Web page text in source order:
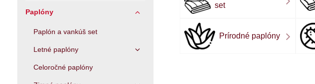
set
Prírodné paplóny
Paplóny
Paplón a vankúš set
Letné paplóny
Celoročné paplóny